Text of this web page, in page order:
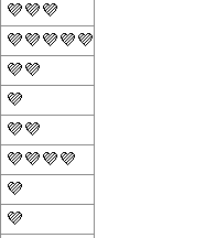
💜💜💜
💜💜💜💜💜
💜💜
💜
💜💜
💜💜💜💜
💜
💜